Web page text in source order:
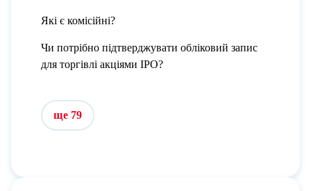
Які є комісійні?
Чи потрібно підтверджувати обліковий запис
для торгівлі акціями IPO?
ще 79